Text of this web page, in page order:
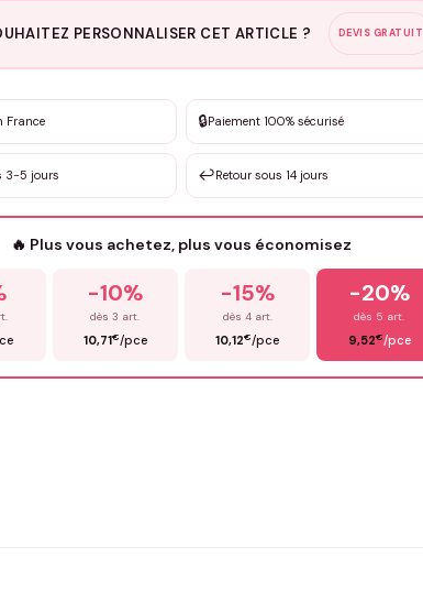
PERSONNALISER CET ARTICLE ? DEVIS GRATUIT
sur mesure
GRATUIT · Personnalisation de 3 à 10€ selon la demande
vous ?
France 🔒Paiement 100% sécurisé
3-5 jours ↩️Retour sous 14 jours
🔥 Plus vous achetez, plus vous économisez
-10%
dès 3 art.
10,71€/pce
-15%
dès 4 art.
10,12€/pce
-20%
dès 5 art.
9,52€/pce